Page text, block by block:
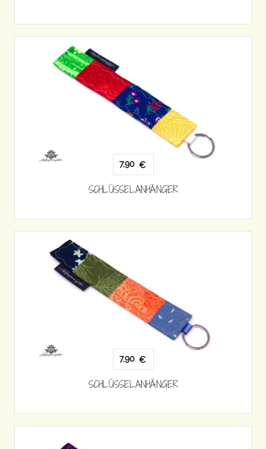
7,90 €
SCHLÜSSELANHÄNGER
7,90 €
SCHLÜSSELANHÄNGER